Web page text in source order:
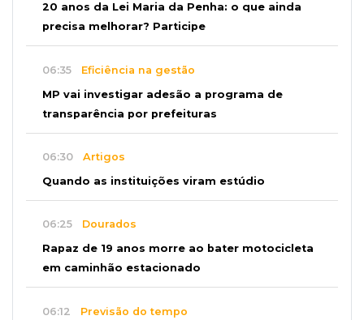
20 anos da Lei Maria da Penha: o que ainda
precisa melhorar? Participe
06:35 Eficiência na gestão
MP vai investigar adesão a programa de
transparência por prefeituras
06:30 Artigos
Quando as instituições viram estúdio
06:25 Dourados
Rapaz de 19 anos morre ao bater motocicleta
em caminhão estacionado
06:12 Previsão do tempo